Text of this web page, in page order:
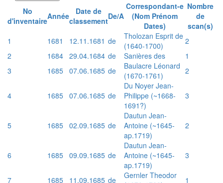
No
d'inventaireAnnée
Date de
classementDe/A
Correspondant-e
(Nom Prénom
Dates)
Nombre
de
scan(s)
1
1681 12.11.1681 de
Tholozan Esprit de
(1640-1700)
2
2
1684 29.04.1684 de Sanières des
1
3
1685 07.06.1685 de
Baulacre Léonard
(1670-1761)
2
4 1685 07.06.1685 de
Du Noyer Jean-
Philippe (~1668-
1691?)
3
5 1685 02.09.1685 de
Dautun Jean-
Antoine (~1645-
ap.1719)
2
6 1685 09.09.1685 de
Dautun Jean-
Antoine (~1645-
ap.1719)
3
7 1685 11.09.1685 de
Gernler Theodor
1